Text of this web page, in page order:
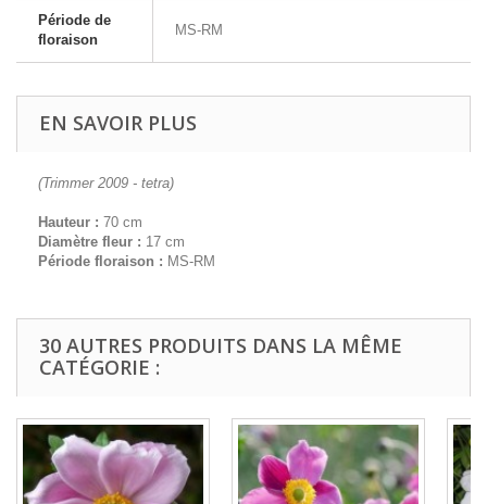
Période de
floraison
MS-RM
EN SAVOIR PLUS
(Trimmer 2009 - tetra)
Hauteur : 70 cm
Diamètre fleur : 17 cm
Période floraison : MS-RM
30 AUTRES PRODUITS DANS LA MÊME
CATÉGORIE :